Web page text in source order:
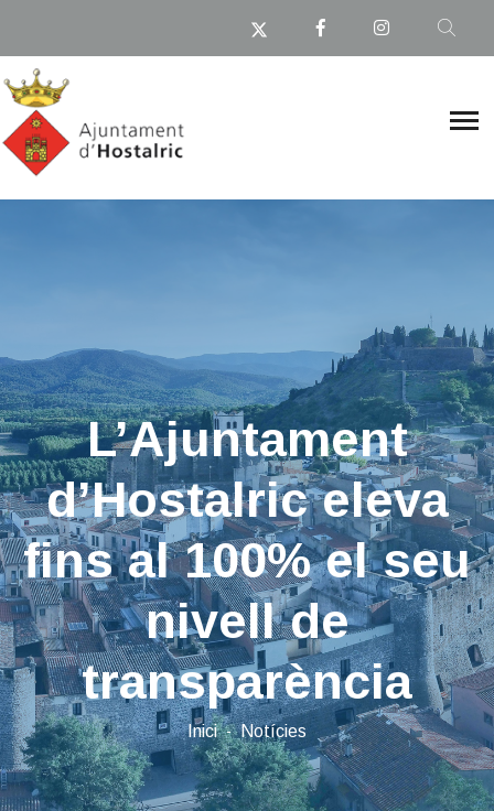
L’Ajuntament
d’Hostalric eleva
fins al 100% el seu
nivell de
transparència
Inici Notícies